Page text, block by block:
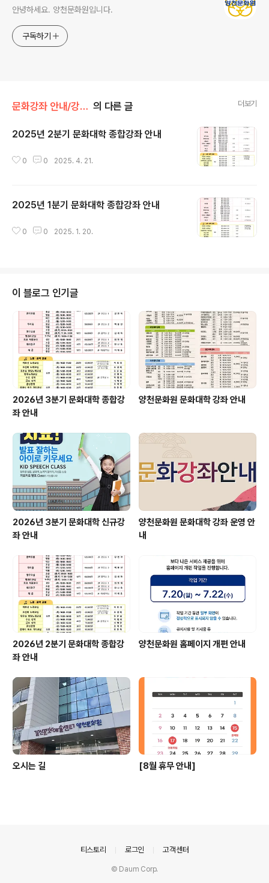
안녕하세요. 양천문화원입니다.
구독하기
문화강좌 안내/강좌 정보 안내 의 다른 글 더보기
2025년 2분기 문화대학 종합강좌 안내
0 0 2025. 4. 21.
2025년 1분기 문화대학 종합강좌 안내
0 0 2025. 1. 20.
이 블로그 인기글
2026년 3분기 문화대학 종합강
좌 안내
양천문화원 문화대학 강좌 안내
2026년 3분기 문화대학 신규강
좌 안내
양천문화원 문화대학 강좌 운영 안
내
2026년 2분기 문화대학 종합강
좌 안내
양천문화원 홈페이지 개편 안내
오시는 길 [8월 휴무 안내]
티스토리 로그인 고객센터
© Daum Corp.